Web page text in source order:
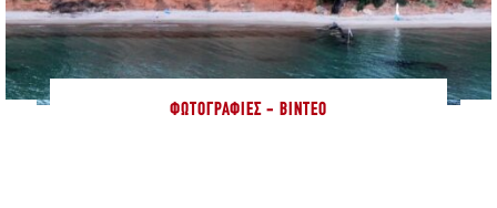
ΦΩΤΟΓΡΑΦΊΕΣ - ΒΊΝΤΕΟ